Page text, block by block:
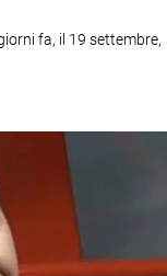
fa, il 19 settembre,